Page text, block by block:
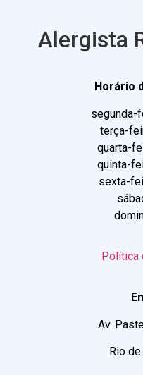
Alergista
Horário
segunda-
terça-
quarta-
quinta-
sexta-
Política
Av.
Rio